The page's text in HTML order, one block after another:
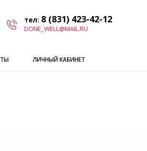
тел: 8 (831) 423-42-12
DONE_WELL@MAIL.RU
ЛИЧНЫЙ КАБИНЕТ